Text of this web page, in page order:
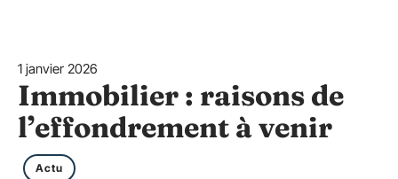
1 janvier 2026
Immobilier : raisons de
l’effondrement à venir
Actu